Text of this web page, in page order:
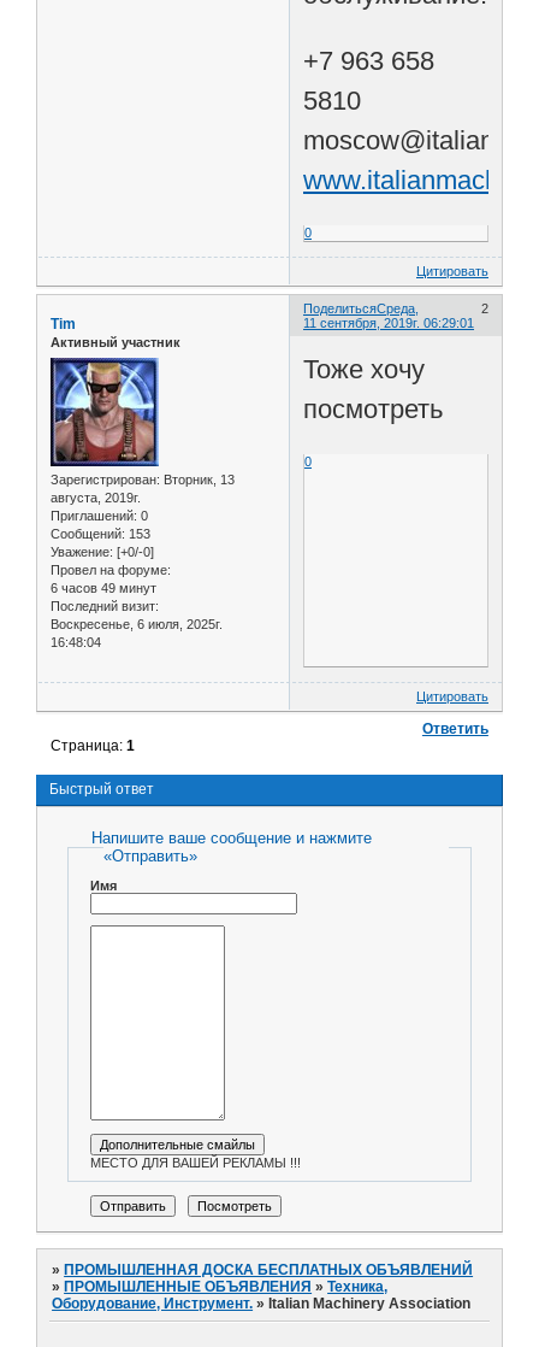
+7 963 658
5810
0
Цитировать
Поделиться 2
Среда,
11 сентября, 2019г. 06:29:01
Tim
Активный участник
Зарегистрирован: Вторник, 13
августа, 2019г.
Приглашений: 0
Сообщений: 153
Уважение: [+0/-0]
Провел на форуме:
6 часов 49 минут
Последний визит:
Воскресенье, 6 июля, 2025г.
16:48:04
Тоже хочу
посмотреть
0
Цитировать
Ответить
Страница:1
Быстрый ответ
Напишите ваше сообщение и нажмите
«Отправить»
Имя
МЕСТО ДЛЯ ВАШЕЙ РЕКЛАМЫ !!!
»ПРОМЫШЛЕННАЯ ДОСКА БЕСПЛАТНЫХ ОБЪЯВЛЕНИЙ
»ПРОМЫШЛЕННЫЕ ОБЪЯВЛЕНИЯ »Техника,
Оборудование, Инструмент. »Italian Machinery Association